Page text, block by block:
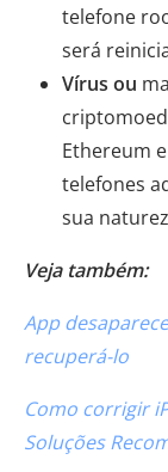
telefone
será
Vírus ou
Ethereum
telefones
sua
Veja também:
App
recuperá-lo
Como corrigir
Soluções